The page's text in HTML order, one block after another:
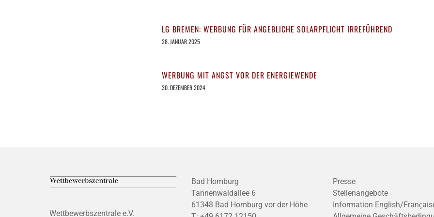
LG BREMEN: WERBUNG FÜR ANGEBLICHE SOLARPFLICHT IRREFÜHREND
28. JANUAR 2025
WERBUNG MIT ANGST VOR DER ENERGIEWENDE
30. DEZEMBER 2024
Wettbewerbszentrale e.V.
Bad Homburg
Tannenwaldallee 6
61348 Bad Homburg vor der Höhe
Presse
Stellenangebote
Information English/